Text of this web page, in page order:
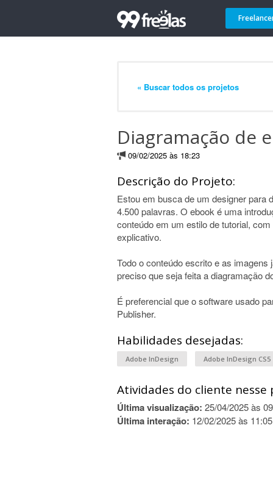
« Buscar todos os projetos
Diagramação de
09/02/2025 às 18:23
Descrição do Projeto:
Estou em busca de um designer para
4.500 palavras. O ebook é uma
conteúdo em um estilo de tutorial,
explicativo.
Todo o conteúdo escrito e as
preciso que seja feita a diagramação
É preferencial que o software usado
Publisher.
Habilidades desejadas:
Adobe InDesign Adobe InDesign CS5
Atividades do cliente nesse
Última visualização: 25/04/2025 às
Última interação: 12/02/2025 às 11:05